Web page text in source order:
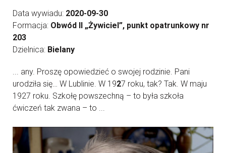
Data wywiadu: 2020-09-30
Formacja: Obwód II „Żywiciel”, punkt opatrunkowy nr
203
Dzielnica: Bielany
... any. Proszę opowiedzieć o swojej rodzinie. Pani
urodziła się… W Lublinie. W 1927 roku, tak? Tak. W maju
1927 roku. Szkołę powszechną – to była szkoła
ćwiczeń tak zwana – to ...